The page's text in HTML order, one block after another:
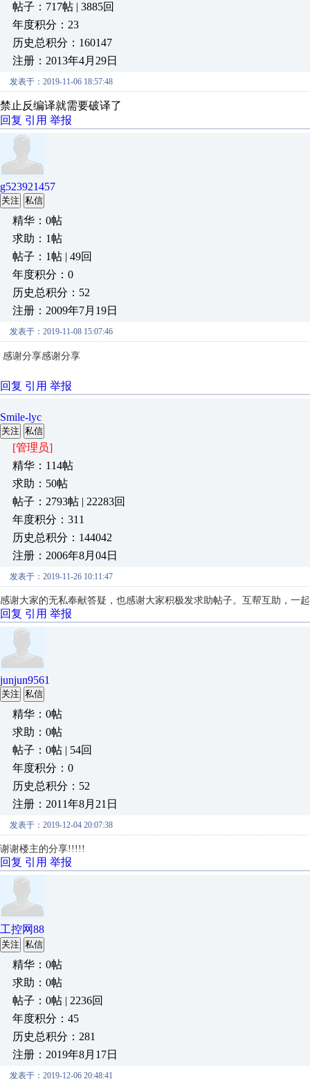
帖子：717帖 | 3885回
年度积分：23
历史总积分：160147
注册：2013年4月29日
发表于：2019-11-06 18:57:48
禁止反编译就需要破译了
回复 引用 举报
g523921457
关注 私信
精华：0帖
求助：1帖
帖子：1帖 | 49回
年度积分：0
历史总积分：52
注册：2009年7月19日
发表于：2019-11-08 15:07:46
感谢分享感谢分享
回复 引用 举报
Smile-lyc
关注 私信
[管理员]
精华：114帖
求助：50帖
帖子：2793帖 | 22283回
年度积分：311
历史总积分：144042
注册：2006年8月04日
发表于：2019-11-26 10:11:47
感谢大家的无私奉献答疑，也感谢大家积极发求助帖子。互帮互助，一
回复 引用 举报
junjun9561
关注 私信
精华：0帖
求助：0帖
帖子：0帖 | 54回
年度积分：0
历史总积分：52
注册：2011年8月21日
发表于：2019-12-04 20:07:38
谢谢楼主的分享!!!!!
回复 引用 举报
工控网88
关注 私信
精华：0帖
求助：0帖
帖子：0帖 | 2236回
年度积分：45
历史总积分：281
注册：2019年8月17日
发表于：2019-12-06 20:48:41